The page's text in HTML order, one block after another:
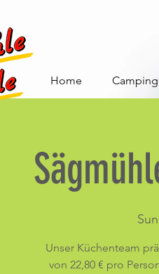
Home
Unser Küchenteam
von 22,80 € pro